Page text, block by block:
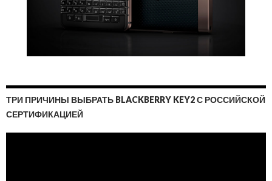
ТРИ ПРИЧИНЫ ВЫБРАТЬ BLACKBERRY KEY2 С РОССИЙСКОЙ
СЕРТИФИКАЦИЕЙ